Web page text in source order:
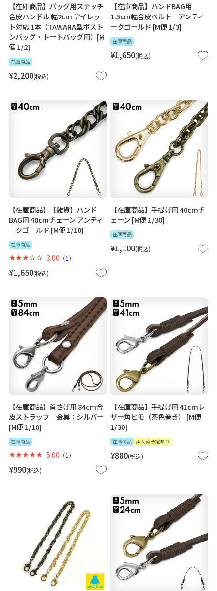
【在庫商品】バッグ用ステッチ
合皮ハンドル 幅2cm アイレッ
ト対応 1本（TAWARA型ボスト
ンバッグ・トートバッグ用）[M
便 1/2]
在庫商品
¥2,200 税込
【在庫商品】ハンドBAG用
1.5cm幅合皮ベルト アンティ
ークゴールド [M便 1/3]
在庫商品
¥1,650 税込
【在庫商品】【雑貨】ハンド
BAG用 40cmチェーン アンティ
ークゴールド [M便 1/10]
在庫商品
¥1,650 税込
3.00 （1 ）
【在庫商品】手提げ用 40cmチ
ェーン [M便 1/30]
在庫商品
¥1,100 税込
【在庫商品】首さげ用 84cm合
皮ストラップ 金具：シルバー
[M便 1/10]
在庫商品
¥990 税込
5.00 （1 ）
【在庫商品】手提げ用 41cmレ
ザー角ヒモ（茶色巻き） [M便
1/30]
在庫商品 再入荷予定あり
¥880 税込